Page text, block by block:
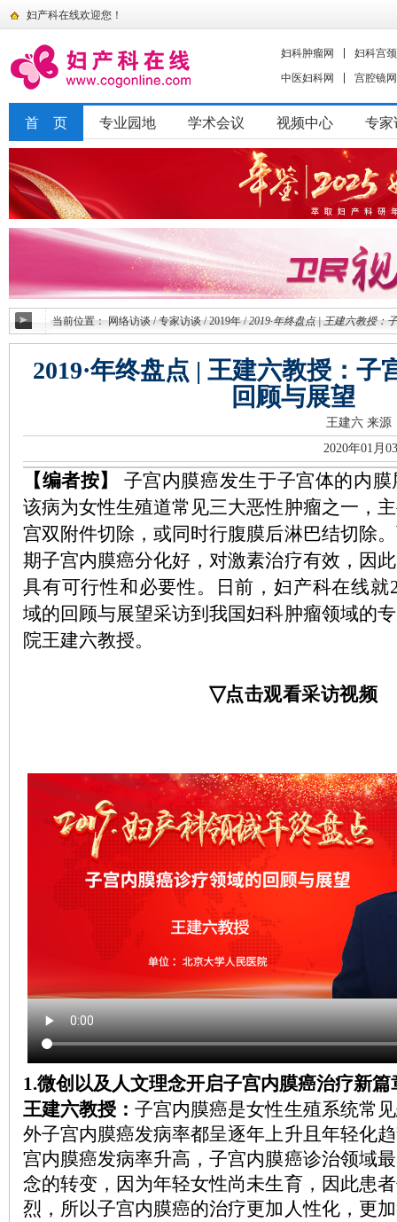
妇产科在线欢迎您！
妇科肿瘤网
妇科宫
中医妇科网
宫腔镜网
首 页 专业园地 学术会议 视频中心 专家
当前位置：网络访谈 / 专家访谈 / 2019年 / 2019·年终盘点 | 王建六教授：
2019·年终盘点 | 王建六教授：子
回顾与展望
王建六 来源
2020年01月
【编者按】
子宫内膜癌发生于子宫体的内
该病为女性生殖道常见三大恶性肿瘤之一，
宫双附件切除，或同时行腹膜后淋巴结切除
期子宫内膜癌分化好，对激素治疗有效，因
具有可行性和必要性。日前，妇产科在线就
域的回顾与展望采访到我国妇科肿瘤领域的
院王建六教授。
▽点击观看采访视频
1.微创以及人文理念开启子宫内膜癌治疗新篇
王建六教授：子宫内膜癌是女性生殖系统常
外子宫内膜癌发病率都呈逐年上升且年轻化
宫内膜癌发病率升高，子宫内膜癌诊治领域
念的转变，因为年轻女性尚未生育，因此患
烈，所以子宫内膜癌的治疗更加人性化，更